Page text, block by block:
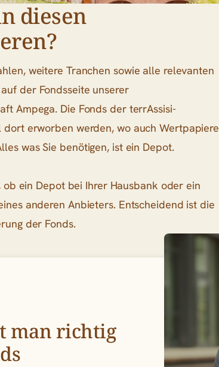
diesen
weitere Tranchen sowie alle relevanten
der Fondsseite unserer
Ampega. Die Fonds der terrAssisi-
erworben werden, wo auch Wertpapiere
was Sie benötigen, ist ein Depot.
ein Depot bei Ihrer Hausbank oder ein
anderen Anbieters. Entscheidend ist die
der Fonds.
man richtig